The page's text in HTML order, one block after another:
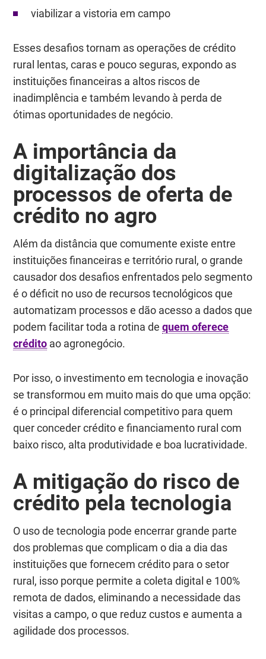
viabilizar a vistoria em campo
Esses desafios tornam as operações de crédito
rural lentas, caras e pouco seguras, expondo as
instituições financeiras a altos riscos de
inadimplência e também levando à perda de
ótimas oportunidades de negócio.
A importância da
digitalização dos
processos de oferta de
crédito no agro
Além da distância que comumente existe entre
instituições financeiras e território rural, o grande
causador dos desafios enfrentados pelo segmento
é o déficit no uso de recursos tecnológicos que
automatizam processos e dão acesso a dados que
podem facilitar toda a rotina dequem oferece
crédito ao agronegócio.
Por isso, o investimento em tecnologia e inovação
se transformou em muito mais do que uma opção:
é o principal diferencial competitivo para quem
quer conceder crédito e financiamento rural com
baixo risco, alta produtividade e boa lucratividade.
A mitigação do risco de
crédito pela tecnologia
O uso de tecnologia pode encerrar grande parte
dos problemas que complicam o dia a dia das
instituições que fornecem crédito para o setor
rural, isso porque permite a coleta digital e 100%
remota de dados, eliminando a necessidade das
visitas a campo, o que reduz custos e aumenta a
agilidade dos processos.